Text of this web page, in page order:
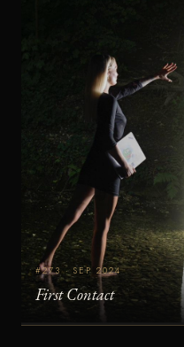
#273 · SEP 2024
First Contact